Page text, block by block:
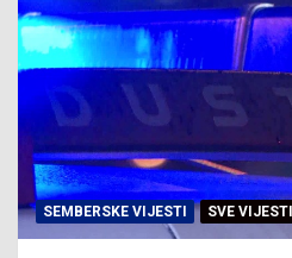
SEMBERSKE VIJESTI SVE VIJESTI